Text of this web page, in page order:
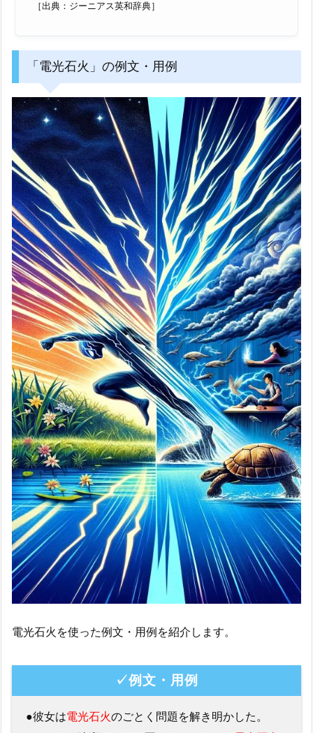
［出典：ジーニアス英和辞典］
「電光石火」の例文・用例
電光石火を使った例文・用例を紹介します。
✓例文・用例
●彼女は電光石火のごとく問題を解き明かした。